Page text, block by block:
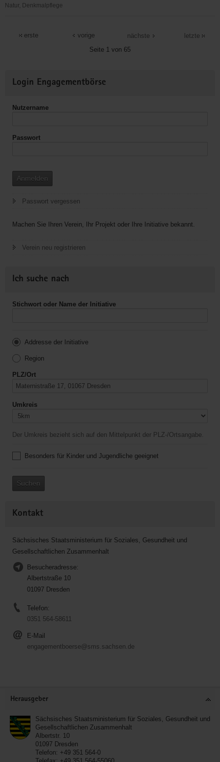
Natur, Denkmalpflege
erste
vorige
Seite 1 von 65
nächste letzte
Informationen
Login Engagementbörse
Nutzername
Passwort
Anmelden
Passwort vergessen
Machen Sie Ihren Verein, Ihr Projekt oder Ihre Initiative bekannt.
Verein neu registrieren
Ich suche nach
Stichwort oder Name der Initiative
Addresse der Initiative
Region
PLZ/Ort
Umkreis
Der Umkreis bezieht sich auf den Mittelpunkt der PLZ-/Ortsangabe.
Besonders für Kinder und Jugendliche geeignet
Suchen
Kontakt
Sächsisches Staatsministerium für Soziales, Gesundheit und
Gesellschaftlichen Zusammenhalt
Besucheradresse:
Albertstraße 10
01097 Dresden
Telefon:
0351 564-58611
E-Mail
engagementboerse@sms.sachsen.de
Herausgeber
Sächsisches Staatsministerium für Soziales, Gesundheit und
Gesellschaftlichen Zusammenhalt
Albertstr. 10
01097 Dresden
Telefon: +49 351 564-0